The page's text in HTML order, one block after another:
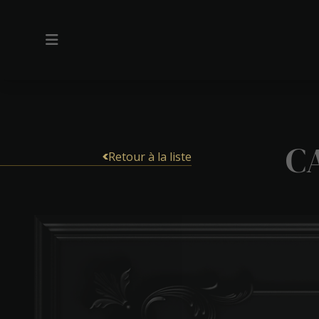
Retour à la liste